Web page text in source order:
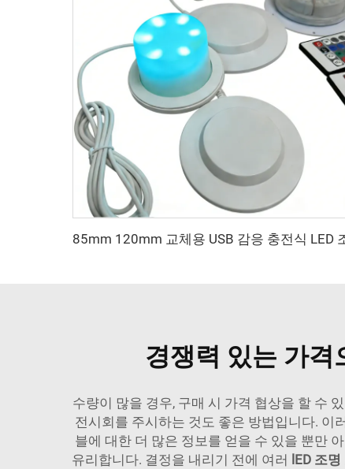
경쟁력 있는 가격
수량이 많을 경우, 구매 시 가격 협상을 할 수
전시회를 주시하는 것도 좋은 방법입니다. 이
블에 대한 더 많은 정보를 얻을 수 있을 뿐만
유리합니다. 결정을 내리기 전에 여러 lED 조